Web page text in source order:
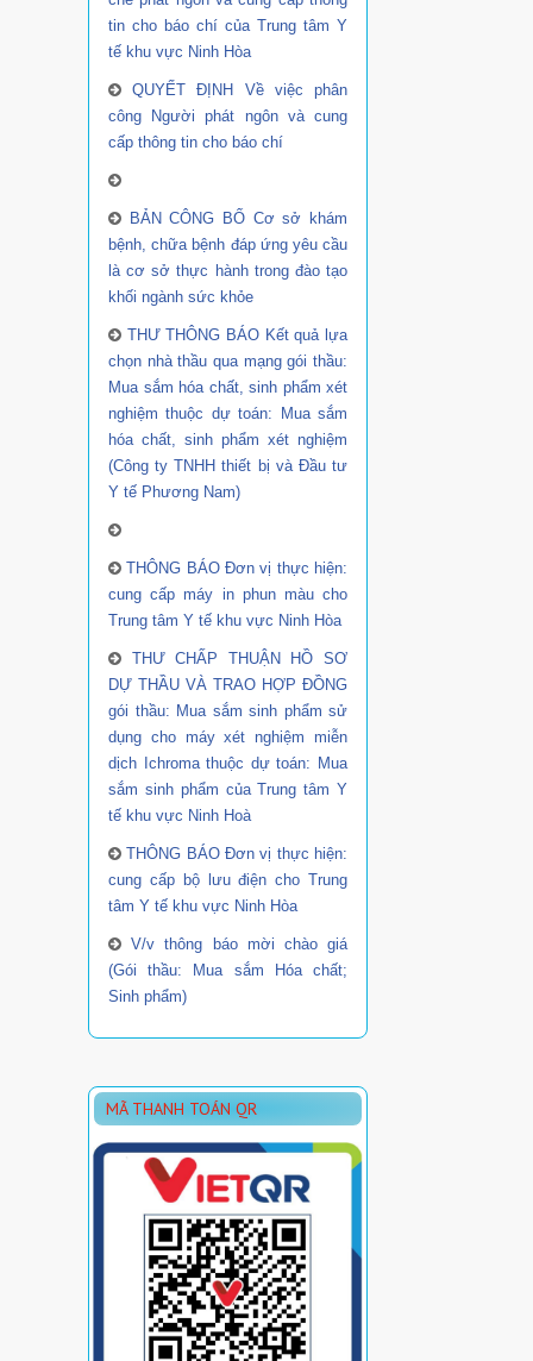
tin cho báo chí của Trung tâm Y
tế khu vực Ninh Hòa
QUYẾT ĐỊNH Về việc phân
công Người phát ngôn và cung
cấp thông tin cho báo chí
BẢN CÔNG BỐ Cơ sở khám
bệnh, chữa bệnh đáp ứng yêu cầu
là cơ sở thực hành trong đào tạo
khối ngành sức khỏe
THƯ THÔNG BÁO Kết quả lựa
chọn nhà thầu qua mạng gói thầu:
Mua sắm hóa chất, sinh phẩm xét
nghiệm thuộc dự toán: Mua sắm
hóa chất, sinh phẩm xét nghiệm
(Công ty TNHH thiết bị và Đầu tư
Y tế Phương Nam)
THÔNG BÁO Đơn vị thực hiện:
cung cấp máy in phun màu cho
Trung tâm Y tế khu vực Ninh Hòa
THƯ CHẤP THUẬN HỒ SƠ
DỰ THẦU VÀ TRAO HỢP ĐỒNG
gói thầu: Mua sắm sinh phẩm sử
dụng cho máy xét nghiệm miễn
dịch Ichroma thuộc dự toán: Mua
sắm sinh phẩm của Trung tâm Y
tế khu vực Ninh Hoà
THÔNG BÁO Đơn vị thực hiện:
cung cấp bộ lưu điện cho Trung
tâm Y tế khu vực Ninh Hòa
V/v thông báo mời chào giá
(Gói thầu: Mua sắm Hóa chất;
Sinh phẩm)
MÃ THANH TOÁN QR